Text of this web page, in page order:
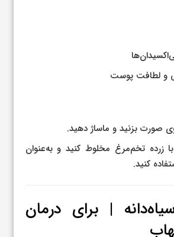
و لطافت پوست
صورت بزنید و ماساژ دهید.
زرده تخم‌مرغ مخلوط کنید و به‌عنوان
کنید.
| برای درمان